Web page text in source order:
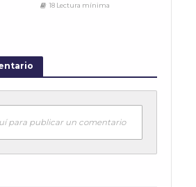
18 Lectura mínima
para publicar un comentario